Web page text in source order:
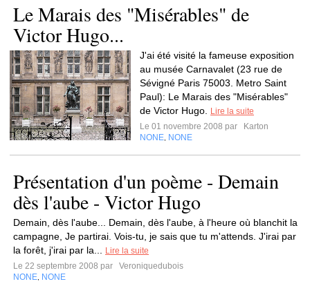
Le Marais des "Misérables" de
Victor Hugo...
J'ai été visité la fameuse exposition
au musée Carnavalet (23 rue de
Sévigné Paris 75003. Metro Saint
Paul): Le Marais des "Misérables"
de Victor Hugo.
Lire la suite
Le 01 novembre 2008 par
Karton
NONE NONE
Présentation d'un poème - Demain
dès l'aube - Victor Hugo
Demain, dès l'aube... Demain, dès l'aube, à l'heure où blanchit la
campagne, Je partirai. Vois-tu, je sais que tu m'attends. J'irai par
la forêt, j'irai par la...
Lire la suite
Le 22 septembre 2008 par
Veroniquedubois
NONE NONE